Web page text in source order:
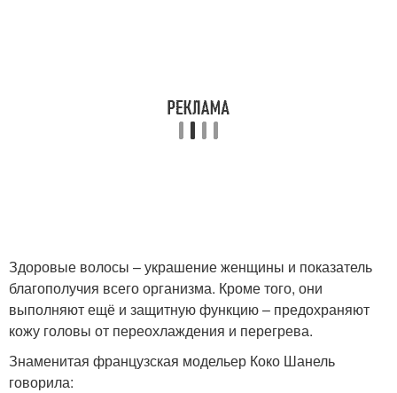
Здоровые волосы – украшение женщины и показатель
благополучия всего организма. Кроме того, они
выполняют ещё и защитную функцию – предохраняют
кожу головы от переохлаждения и перегрева.
Знаменитая французская модельер Коко Шанель
говорила: